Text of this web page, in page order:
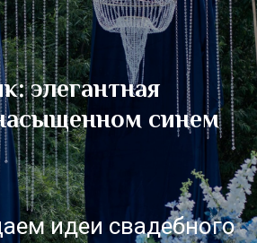
элегантная
синем
идеи свадебного